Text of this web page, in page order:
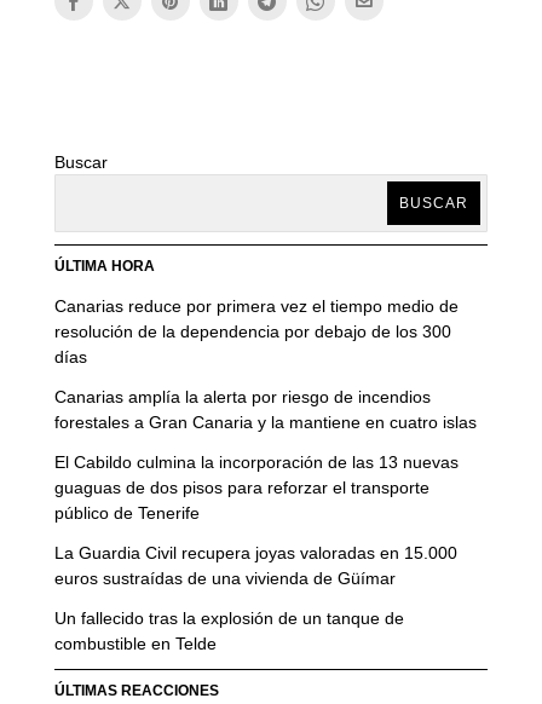
Buscar
BUSCAR
ÚLTIMA HORA
Canarias reduce por primera vez el tiempo medio de
resolución de la dependencia por debajo de los 300
días
Canarias amplía la alerta por riesgo de incendios
forestales a Gran Canaria y la mantiene en cuatro islas
El Cabildo culmina la incorporación de las 13 nuevas
guaguas de dos pisos para reforzar el transporte
público de Tenerife
La Guardia Civil recupera joyas valoradas en 15.000
euros sustraídas de una vivienda de Güímar
Un fallecido tras la explosión de un tanque de
combustible en Telde
ÚLTIMAS REACCIONES